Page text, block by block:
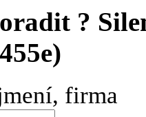
?
firma